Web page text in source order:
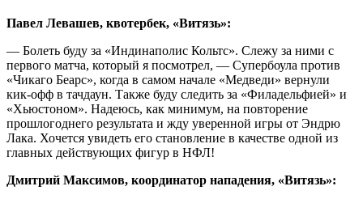
Павел Левашев, квотербек, «Витязь»:
— Болеть буду за «Индинаполис Кольтс». Слежу за ними с
первого матча, который я посмотрел, — Супербоула против
«Чикаго Беарс», когда в самом начале «Медведи» вернули
кик-офф в тачдаун. Также буду следить за «Филадельфией» и
«Хьюстоном». Надеюсь, как минимум, на повторение
прошлогоднего результата и жду уверенной игры от Эндрю
Лака. Хочется увидеть его становление в качестве одной из
главных действующих фигур в НФЛ!
Дмитрий Максимов, координатор нападения, «Витязь»: